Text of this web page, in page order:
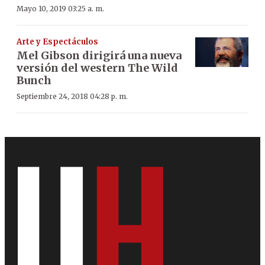
Mayo 10, 2019 03:25 a. m.
Arte y Espectáculos
Mel Gibson dirigirá una nueva
versión del western The Wild
Bunch
Septiembre 24, 2018 04:28 p. m.